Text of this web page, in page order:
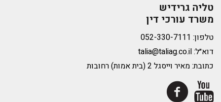
טליה גרידיש
משרד עורכי דין
טלפון:
דוא״ל:talia@taliag.co.il
כתובת: מאיר וייסגל 2 (בית אמות) רחובות